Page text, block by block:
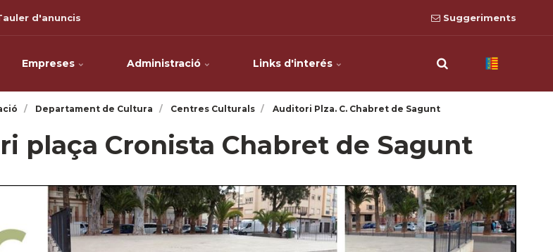
d'anuncis Suggeriments
Empreses Administració Links d'interés
Departament de Cultura Centres Culturals Auditori Plza. C. Chabret de Sagunt
plaça Cronista Chabret de Sagunt